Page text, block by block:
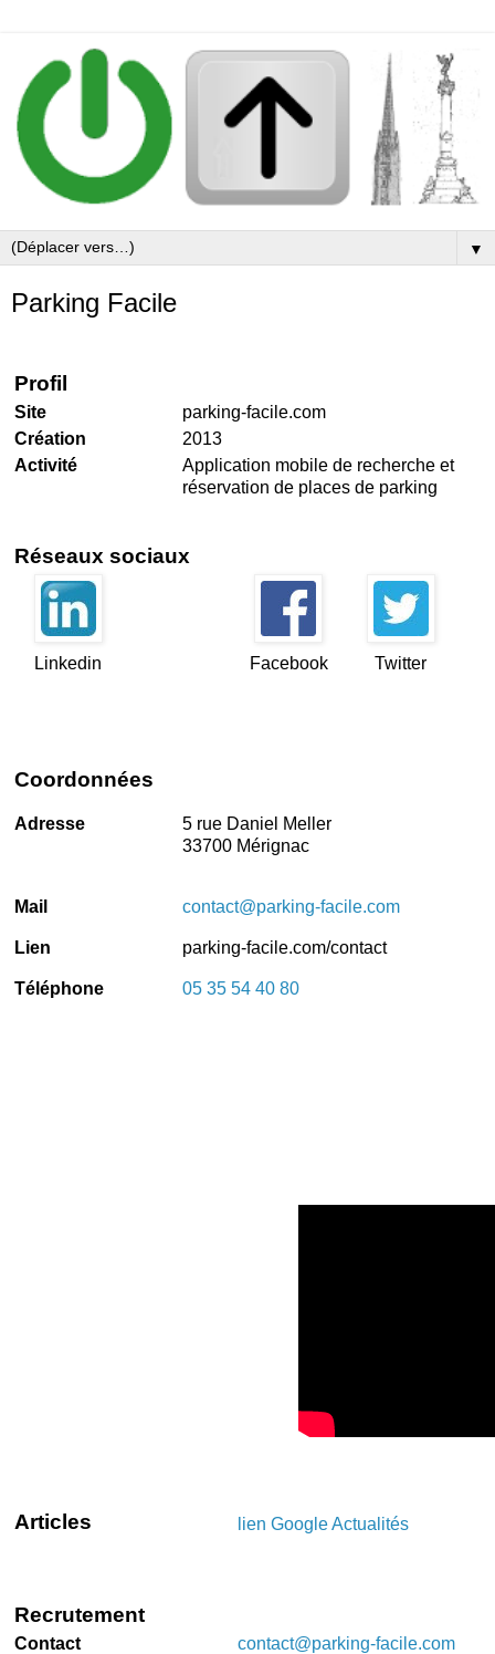
▼
Parking Facile
Profil
Site
parking-facile.com
Création
2013
Activité
Application mobile de recherche et
réservation de places de parking
Réseaux sociaux
Linkedin Facebook Twitter
Coordonnées
Adresse
5 rue Daniel Meller
33700 Mérignac
Mail contact@parking-facile.com
Lien parking-facile.com/contact
Téléphone 05 35 54 40 80
Articles lien Google Actualités
Recrutement
Contact
contact@parking-facile.com